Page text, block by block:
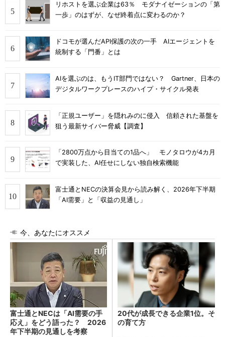
リホストを選ぶ企業は63％ モダナイゼーションの「第
一歩」のはずが、なぜ終着点に変わるのか？
ドコモが選んだAPI保護の次の一手 AIエージェントを
統制する「門番」とは
AIを選ぶのは、もうIT部門ではない？ Gartner、日本の
デジタルワークプレースのハイプ・サイクル発表
「正規ユーザー」を隠れみのに侵入 信頼された基盤を
狙う最新サイバー脅威【調査】
「2800万点から目当ての1品へ」 モノタロウが4カ月
で実装した、AI任せにしない独自検索機能
富士通とNECの決算会見から読み解く、2026年下半期
「AI需要」と「収益の見通し」
今、あなたにオススメ
富士通とNECは「AI需要の手
応え」をどう語った？ 2026
年下半期の見通しを考察
20代が成長できる企業1位。そ
の育て方